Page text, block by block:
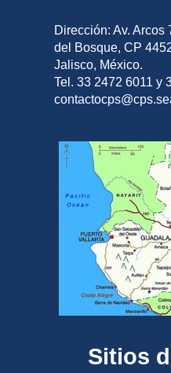
Dirección: Av.
del Bosque, CP
Jalisco, México.
Tel. 33 2472 6011 y
Sitios